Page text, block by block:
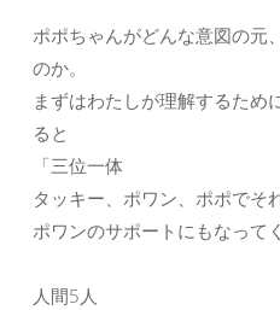
ポポちゃんがどんな意図の元
のか。
まずはわたしが理解するため
ると
「三位一体
タッキー、ポワン、ポポでそ
ポワンのサポートにもなって
人間5人